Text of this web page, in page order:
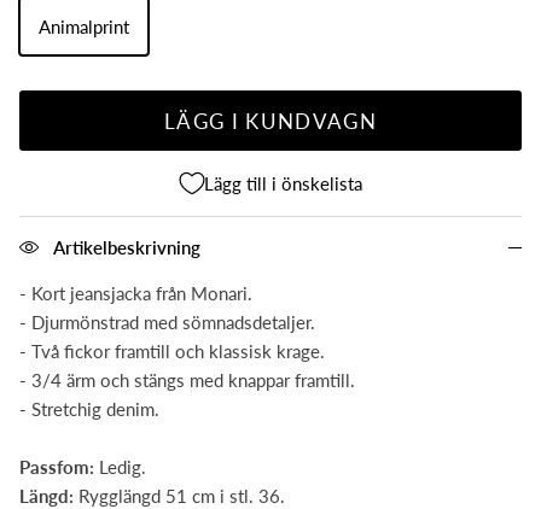
Animalprint
LÄGG I KUNDVAGN
Lägg till i önskelista
Artikelbeskrivning
- Kort jeansjacka från Monari.
- Djurmönstrad med sömnadsdetaljer.
- Två fickor framtill och klassisk krage.
- 3/4 ärm och stängs med knappar framtill.
- Stretchig denim.
Passfom: Ledig.
Längd: Rygglängd 51 cm i stl. 36.